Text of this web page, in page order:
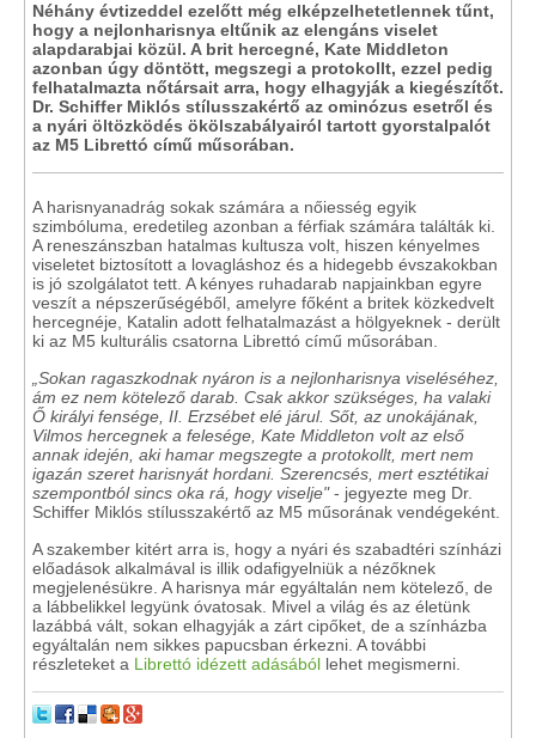
Néhány évtizeddel ezelőtt még elképzelhetetlennek tűnt,
hogy a nejlonharisnya eltűnik az elengáns viselet
alapdarabjai közül. A brit hercegné, Kate Middleton
azonban úgy döntött, megszegi a protokollt, ezzel pedig
felhatalmazta nőtársait arra, hogy elhagyják a kiegészítőt.
Dr. Schiffer Miklós stílusszakértő az ominózus esetről és
a nyári öltözködés ökölszabályairól tartott gyorstalpalót
az M5 Librettó című műsorában.
A harisnyanadrág sokak számára a nőiesség egyik
szimbóluma, eredetileg azonban a férfiak számára találták ki.
A reneszánszban hatalmas kultusza volt, hiszen kényelmes
viseletet biztosított a lovagláshoz és a hidegebb évszakokban
is jó szolgálatot tett. A kényes ruhadarab napjainkban egyre
veszít a népszerűségéből, amelyre főként a britek közkedvelt
hercegnéje, Katalin adott felhatalmazást a hölgyeknek - derült
ki az M5 kulturális csatorna Librettó című műsorában.
„Sokan ragaszkodnak nyáron is a nejlonharisnya viseléséhez,
ám ez nem kötelező darab. Csak akkor szükséges, ha valaki
Ő királyi fensége, II. Erzsébet elé járul. Sőt, az unokájának,
Vilmos hercegnek a felesége, Kate Middleton volt az első
annak idején, aki hamar megszegte a protokollt, mert nem
igazán szeret harisnyát hordani. Szerencsés, mert esztétikai
szempontból sincs oka rá, hogy viselje"- jegyezte meg Dr.
Schiffer Miklós stílusszakértő az M5 műsorának vendégeként.
A szakember kitért arra is, hogy a nyári és szabadtéri színházi
előadások alkalmával is illik odafigyelniük a nézőknek
megjelenésükre. A harisnya már egyáltalán nem kötelező, de
a lábbelikkel legyünk óvatosak. Mivel a világ és az életünk
lazábbá vált, sokan elhagyják a zárt cipőket, de a színházba
egyáltalán nem sikkes papucsban érkezni. A további
részleteket a Librettó idézett adásából lehet megismerni.